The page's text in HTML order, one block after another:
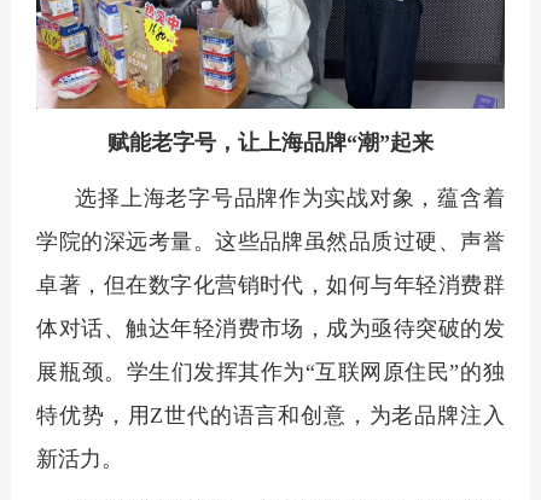
赋能老字号，让上海品牌“潮”起来
选择上海老字号品牌作为实战对象，蕴含着
学院的深远考量。这些品牌虽然品质过硬、声誉
卓著，但在数字化营销时代，如何与年轻消费群
体对话、触达年轻消费市场，成为亟待突破的发
展瓶颈。学生们发挥其作为“互联网原住民”的独
特优势，用Z世代的语言和创意，为老品牌注入
新活力。